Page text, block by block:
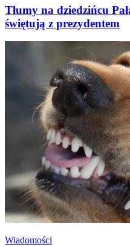
Tłumy na dziedzińcu
świętują z prezydentem
Wiadomości